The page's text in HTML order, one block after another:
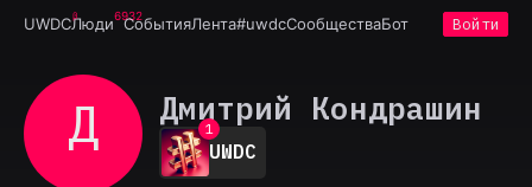
UWDCЛюди6932
СобытияЛента#uwdcСообществаБот Войти
Д  Дмитрий Кондрашин
0
1
2
3
UWDC